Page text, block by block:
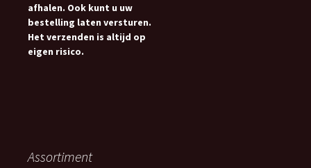
afhalen. Ook kunt u uw
bestelling laten versturen.
Het verzenden is altijd op
eigen risico.
Assortiment